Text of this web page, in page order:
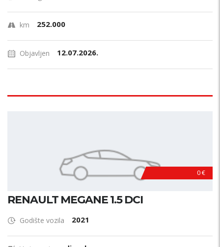
km 252.000
Objavljen 12.07.2026.
0 €
RENAULT MEGANE 1.5 DCI
Godište vozila 2021